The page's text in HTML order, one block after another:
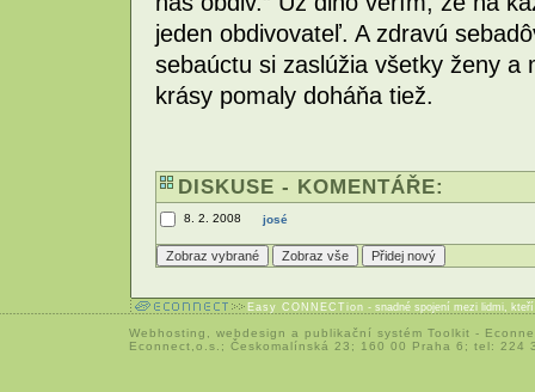
jeden obdivovateľ. A zdravú
sebaúctu si zaslúžia všetky ženy
krásy pomaly doháňa tiež.
DISKUSE - KOMENTÁŘE:
8. 2. 2008 josé
Easy CONNECTion - snadné spojení mezi lidmi,
Webhosting webdesign a publikační systém Toolkit -
Econnect,o.s.; Českomalínská 23; 160 00 Praha 6; tel: 224